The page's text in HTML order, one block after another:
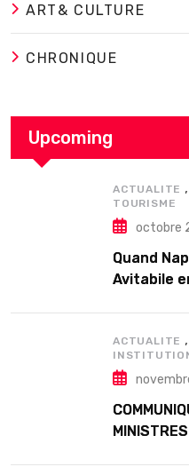
ART& CULTURE
CHRONIQUE
Upcoming
ACTUALITE
TOURISME
octobre
Quand
Avitabile
ACTUALITE
MINISTRES